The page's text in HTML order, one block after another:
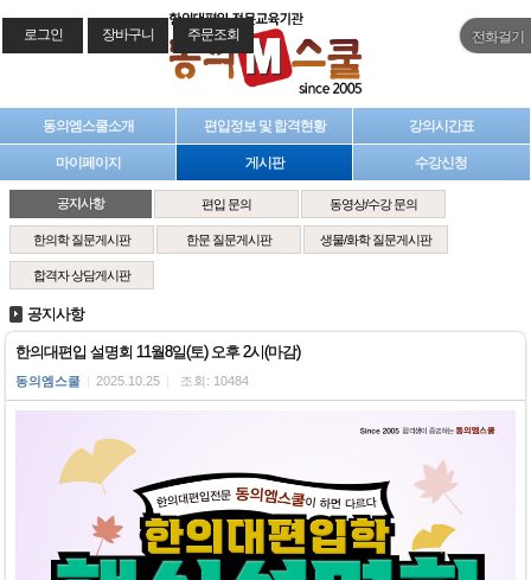
전화걸기
동의엠스쿨소개 편입정보 및 합격현황 강의시간표
마이페이지 게시판 수강신청
공지사항 편입 문의 동영상/수강 문의
한의학 질문게시판 한문 질문게시판 생물/화학 질문게시판
합격자 상담게시판
공지사항
한의대편입 설명회 11월8일(토) 오후 2시(마감)
동의엠스쿨 2025.10.25 조회: 10484
로그인 장바구니 주문조회